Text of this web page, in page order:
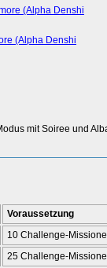
(Alpha Denshi
(Alpha Denshi
mit Soiree und
Voraussetzung
10 Challenge-
25 Challenge-